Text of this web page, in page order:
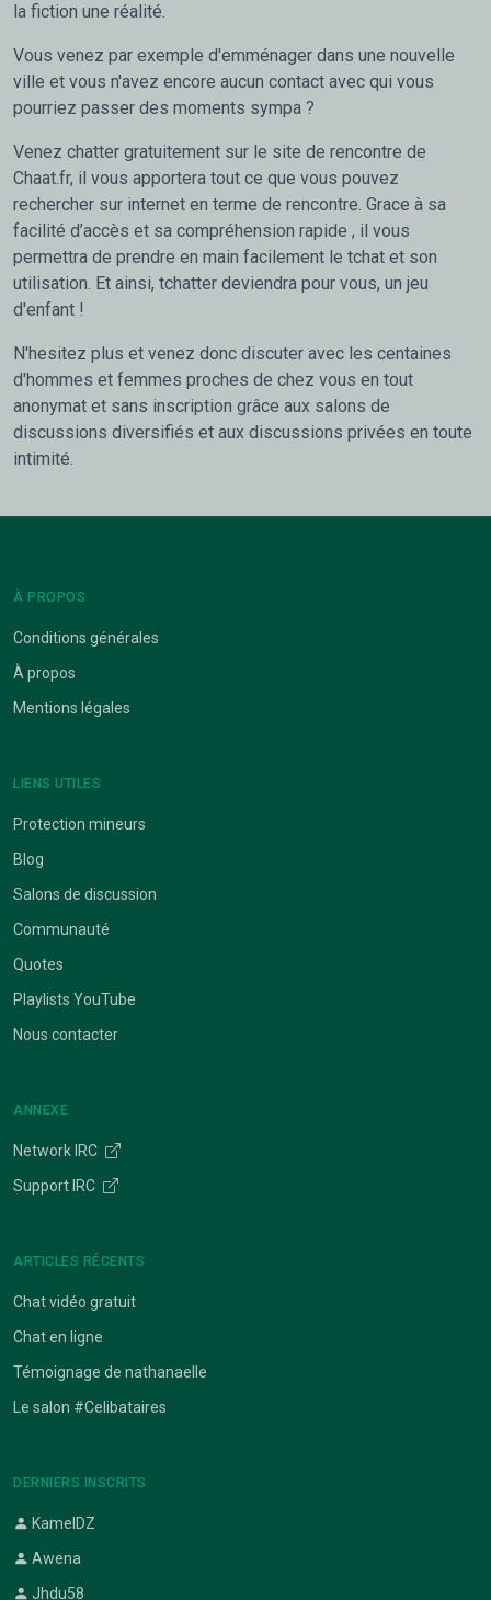
la fiction une réalité.
Vous venez par exemple d'emménager dans une nouvelle
ville et vous n'avez encore aucun contact avec qui vous
pourriez passer des moments sympa ?
Venez chatter gratuitement sur le site de rencontre de
Chaat.fr, il vous apportera tout ce que vous pouvez
rechercher sur internet en terme de rencontre. Grace à sa
facilité d’accès et sa compréhension rapide , il vous
permettra de prendre en main facilement le tchat et son
utilisation. Et ainsi, tchatter deviendra pour vous, un jeu
d'enfant !
N'hesitez plus et venez donc discuter avec les centaines
d'hommes et femmes proches de chez vous en tout
anonymat et sans inscription grâce aux salons de
discussions diversifiés et aux discussions privées en toute
intimité.
À PROPOS
Conditions générales
À propos
Mentions légales
LIENS UTILES
Protection mineurs
Blog
Salons de discussion
Communauté
Quotes
Playlists YouTube
Nous contacter
ANNEXE
Network IRC
Support IRC
ARTICLES RÉCENTS
Chat vidéo gratuit
Chat en ligne
Témoignage de nathanaelle
Le salon #Celibataires
DERNIERS INSCRITS
KamelDZ
Awena
Jhdu58